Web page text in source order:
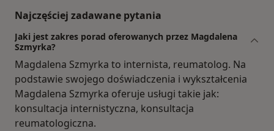
Najczęściej zadawane pytania
Jaki jest zakres porad oferowanych przez Magdalena
Szmyrka?
Magdalena Szmyrka to internista, reumatolog. Na
podstawie swojego doświadczenia i wykształcenia
Magdalena Szmyrka oferuje usługi takie jak:
konsultacja internistyczna, konsultacja
reumatologiczna.